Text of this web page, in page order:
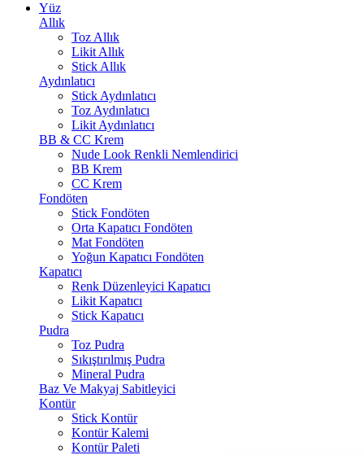
Yüz
Allık
Toz Allık
Likit Allık
Stick Allık
Aydınlatıcı
Stick Aydınlatıcı
Toz Aydınlatıcı
Likit Aydınlatıcı
BB & CC Krem
Nude Look Renkli Nemlendirici
BB Krem
CC Krem
Fondöten
Stick Fondöten
Orta Kapatıcı Fondöten
Mat Fondöten
Yoğun Kapatıcı Fondöten
Kapatıcı
Renk Düzenleyici Kapatıcı
Likit Kapatıcı
Stick Kapatıcı
Pudra
Toz Pudra
Sıkıştırılmış Pudra
Mineral Pudra
Baz Ve Makyaj Sabitleyici
Kontür
Stick Kontür
Kontür Kalemi
Kontür Paleti